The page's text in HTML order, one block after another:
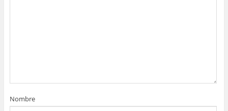
Nombre